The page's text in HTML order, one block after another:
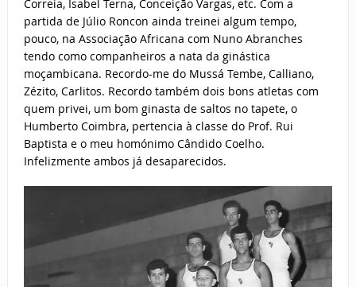
Correia, Isabel Terna, Conceição Vargas, etc. Com a
partida de Júlio Roncon ainda treinei algum tempo,
pouco, na Associação Africana com Nuno Abranches
tendo como companheiros a nata da ginástica
moçambicana. Recordo-me do Mussá Tembe, Calliano,
Zézito, Carlitos. Recordo também dois bons atletas com
quem privei, um bom ginasta de saltos no tapete, o
Humberto Coimbra, pertencia à classe do Prof. Rui
Baptista e o meu homónimo Cândido Coelho.
Infelizmente ambos já desaparecidos.